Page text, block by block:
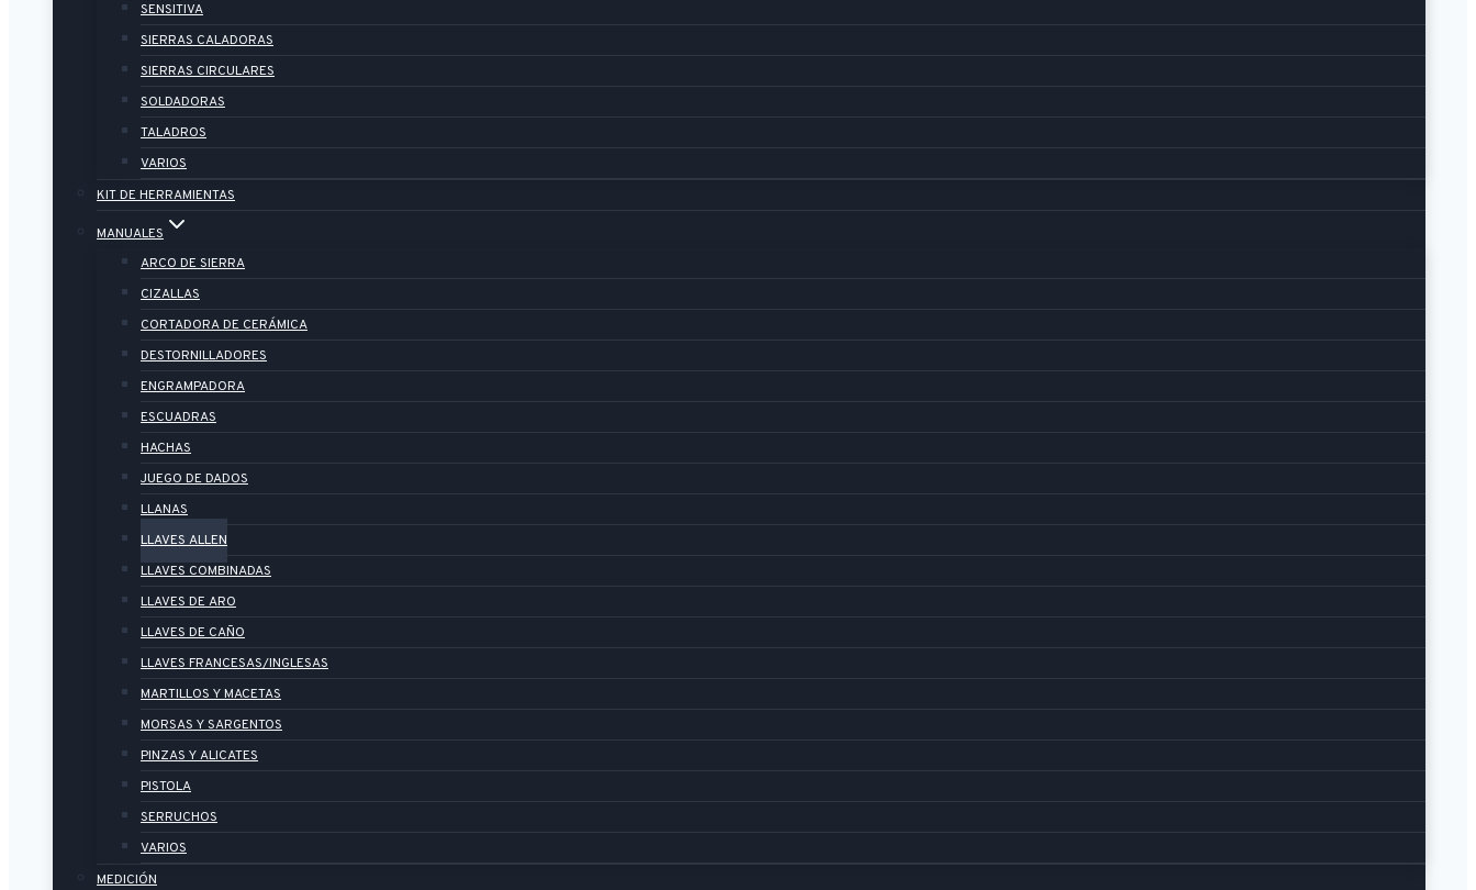
SENSITIVA
SIERRAS CALADORAS
SIERRAS CIRCULARES
SOLDADORAS
TALADROS
VARIOS
KIT DE HERRAMIENTAS
MANUALES
ARCO DE SIERRA
CIZALLAS
CORTADORA DE CERÁMICA
DESTORNILLADORES
ENGRAMPADORA
ESCUADRAS
HACHAS
JUEGO DE DADOS
LLANAS
LLAVES ALLEN
LLAVES COMBINADAS
LLAVES DE ARO
LLAVES DE CAÑO
LLAVES FRANCESAS/INGLESAS
MARTILLOS Y MACETAS
MORSAS Y SARGENTOS
PINZAS Y ALICATES
PISTOLA
SERRUCHOS
VARIOS
MEDICIÓN